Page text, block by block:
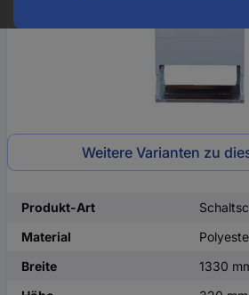
Weitere Varianten zu
Produkt-Art
Material
Breite
1330